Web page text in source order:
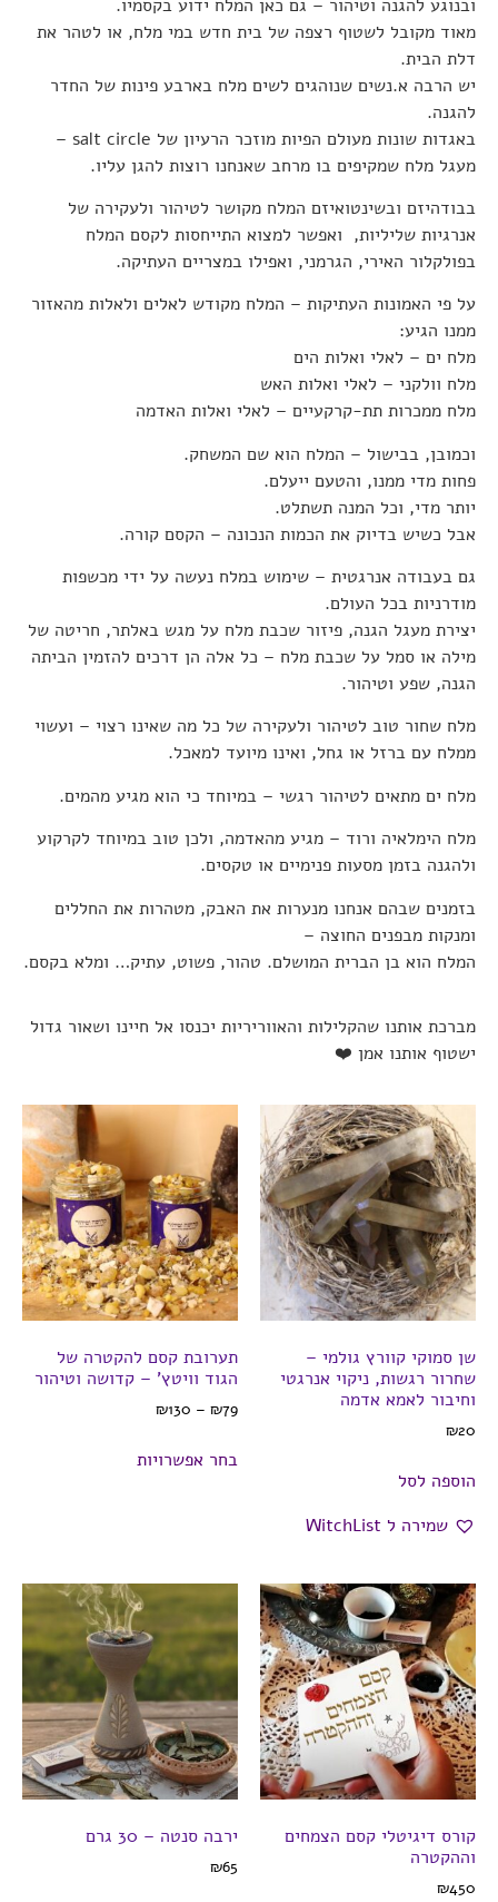
ובנוגע להגנה וטיהור – גם כאן המלח ידוע בקסמיו.
מאוד מקובל לשטוף רצפה של בית חדש במי מלח, או לטהר את
דלת הבית.
יש הרבה א.נשים שנוהגים לשים מלח בארבע פינות של החדר
להגנה.
באגדות שונות מעולם הפיות מוזכר הרעיון של salt circle –
מעגל מלח שמקיפים בו מרחב שאנחנו רוצות להגן עליו.
בבודהיזם ובשינטואיזם המלח מקושר לטיהור ולעקירה של
אנרגיות שליליות, ואפשר למצוא התייחסות לקסם המלח
בפולקלור האירי, הגרמני, ואפילו במצריים העתיקה.
על פי האמונות העתיקות – המלח מקודש לאלים ולאלות מהאזור
ממנו הגיע:
מלח ים – לאלי ואלות הים
מלח וולקני – לאלי ואלות האש
מלח ממכרות תת-קרקעיים – לאלי ואלות האדמה
וכמובן, בבישול – המלח הוא שם המשחק.
פחות מדי ממנו, והטעם ייעלם.
יותר מדי, וכל המנה תשתלט.
אבל כשיש בדיוק את הכמות הנכונה – הקסם קורה.
גם בעבודה אנרגטית – שימוש במלח נעשה על ידי מכשפות
מודרניות בכל העולם.
יצירת מעגל הגנה, פיזור שכבת מלח על מגש באלתר, חריטה של
מילה או סמל על שכבת מלח – כל אלה הן דרכים להזמין הביתה
הגנה, שפע וטיהור.
מלח שחור טוב לטיהור ולעקירה של כל מה שאינו רצוי – ועשוי
ממלח עם ברזל או גחל, ואינו מיועד למאכל.
מלח ים מתאים לטיהור רגשי – במיוחד כי הוא מגיע מהמים.
מלח הימלאיה ורוד – מגיע מהאדמה, ולכן טוב במיוחד לקרקוע
ולהגנה בזמן מסעות פנימיים או טקסים.
בזמנים שבהם אנחנו מנערות את האבק, מטהרות את החללים
ומנקות מבפנים החוצה –
המלח הוא בן הברית המושלם. טהור, פשוט, עתיק… ומלא בקסם.
מברכת אותנו שהקלילות והאווריריות יכנסו אל חיינו ושאור גדול
ישטוף אותנו אמן ❤️
שן סמוקי קוורץ גולמי –
שחרור רגשות, ניקוי אנרגטי
וחיבור לאמא אדמה
₪20
הוספה לסל
שמירה ל WitchList
תערובת קסם להקטרה של
הגוד וויטץ’ – קדושה וטיהור
₪79
–
₪130
בחר אפשרויות
קורס דיגיטלי קסם הצמחים
וההקטרה
₪450
ירבה סנטה – 30 גרם
₪65